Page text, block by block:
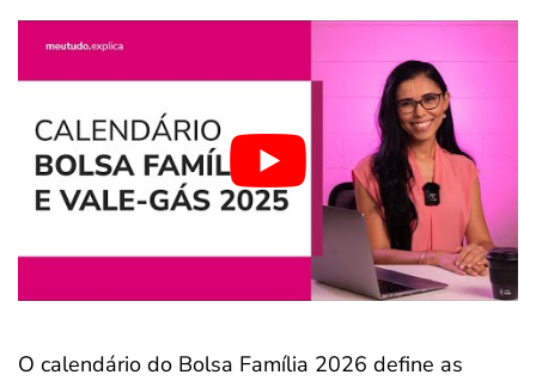
O calendário do Bolsa Família 2026 define as